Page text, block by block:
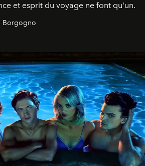
et esprit du voyage ne font qu'un.
Borgogno